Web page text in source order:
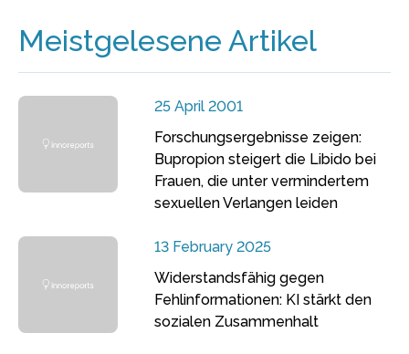
Meistgelesene Artikel
25 April 2001
Forschungsergebnisse zeigen:
Bupropion steigert die Libido bei
Frauen, die unter vermindertem
sexuellen Verlangen leiden
13 February 2025
Widerstandsfähig gegen
Fehlinformationen: KI stärkt den
sozialen Zusammenhalt